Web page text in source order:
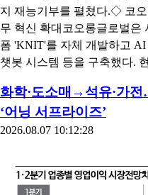
지 재능기부를 펼쳤다.◇ 코
무 혁신 확대코오롱글로벌은
폼 'KNIT'를 자체 개발하고
챗봇 시스템 등을 구축했다.
화학·도소매→석유·가
‘어닝 서프라이즈’
2026.08.07 10:12:28